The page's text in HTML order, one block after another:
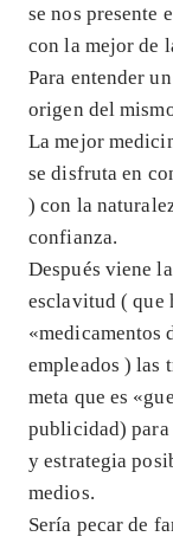
se nos presente
con la mejor de
Para entender
origen del
La mejor
se disfruta en
) con la
confianza.
Después viene
esclavitud ( que
«medicamentos
empleados ) las
meta que es
publicidad) para
y estrategia
medios.
Sería pecar de